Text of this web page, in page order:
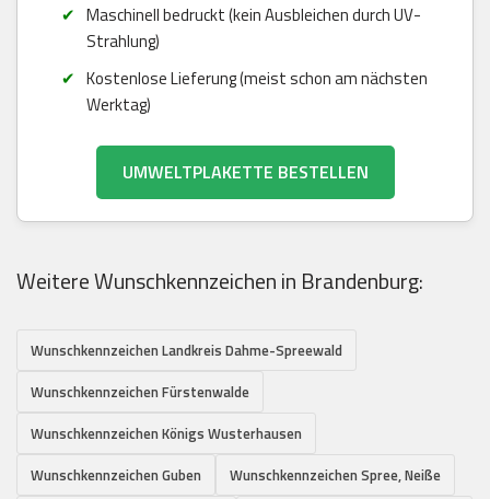
Maschinell bedruckt (kein Ausbleichen durch UV-
Strahlung)
Kostenlose Lieferung (meist schon am nächsten
Werktag)
UMWELTPLAKETTE BESTELLEN
Weitere Wunschkennzeichen in Brandenburg:
Wunschkennzeichen Landkreis Dahme-Spreewald
Wunschkennzeichen Fürstenwalde
Wunschkennzeichen Königs Wusterhausen
Wunschkennzeichen Guben
Wunschkennzeichen Spree, Neiße